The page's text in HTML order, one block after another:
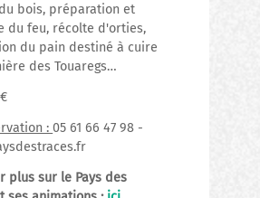
bois, préparation et
du feu, récolte d'orties,
du pain destiné à cuire
des Touaregs…
:05 61 66 47 98 -
plus sur le Pays des